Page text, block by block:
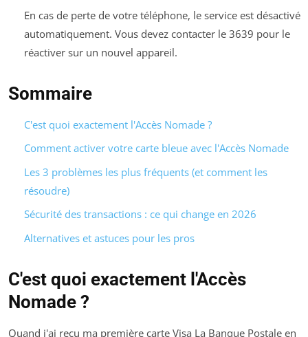
En cas de perte de votre téléphone, le service est désactivé
automatiquement. Vous devez contacter le 3639 pour le
réactiver sur un nouvel appareil.
Sommaire
C'est quoi exactement l'Accès Nomade ?
Comment activer votre carte bleue avec l'Accès Nomade
Les 3 problèmes les plus fréquents (et comment les
résoudre)
Sécurité des transactions : ce qui change en 2026
Alternatives et astuces pour les pros
C'est quoi exactement l'Accès
Nomade ?
Quand j'ai reçu ma première carte Visa La Banque Postale en